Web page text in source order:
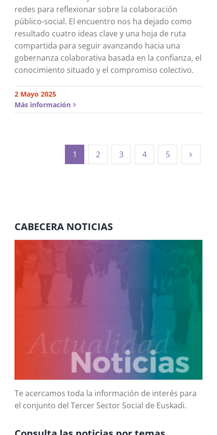
redes para reflexionar sobre la colaboración
público-social. El encuentro nos ha dejado como
resultado cuatro ideas clave y una hoja de ruta
compartida para seguir avanzando hacia una
gobernanza colaborativa basada en la confianza, el
conocimiento situado y el compromiso colectivo.
2 Mayo 2025
Más información
1 2 3 4 5
CABECERA NOTICIAS
Te acercamos toda la información de interés para
el conjunto del Tercer Sector Social de Euskadi.